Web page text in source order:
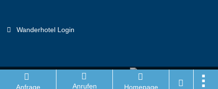
Anfrage Anrufen Homepage
Wanderhotel Login
Branchenportal Software made in Germany